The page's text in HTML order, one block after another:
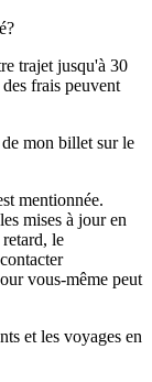
trajet jusqu'à 30
frais peuvent
mon billet sur le
mentionnée.
mises à jour en
le
vous-même peut
et les voyages en